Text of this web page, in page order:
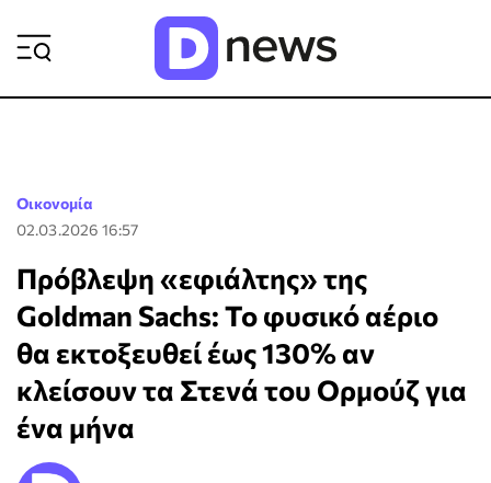
Οικονομία
02.03.2026 16:57
Πρόβλεψη «εφιάλτης» της
Goldman Sachs: Το φυσικό αέριο
θα εκτοξευθεί έως 130% αν
κλείσουν τα Στενά του Ορμούζ για
ένα μήνα